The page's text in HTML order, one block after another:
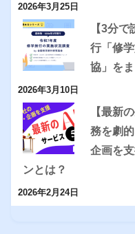
2026年3月25日
【3分
行「修
協」を
2026年3月10日
【最新
務を劇
企画を
ンとは？
2026年2月24日